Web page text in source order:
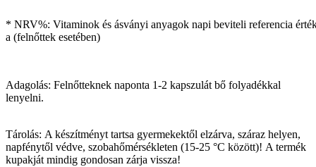
* NRV%: Vitaminok és ásványi anyagok napi beviteli referencia
a (felnőttek esetében)
Adagolás: Felnőtteknek naponta 1-2 kapszulát bő folyadékkal
lenyelni.
Tárolás: A készítményt tartsa gyermekektől elzárva, száraz helyen,
napfénytől védve, szobahőmérsékleten (15-25 °C között)! A termék
kupakját mindig gondosan zárja vissza!